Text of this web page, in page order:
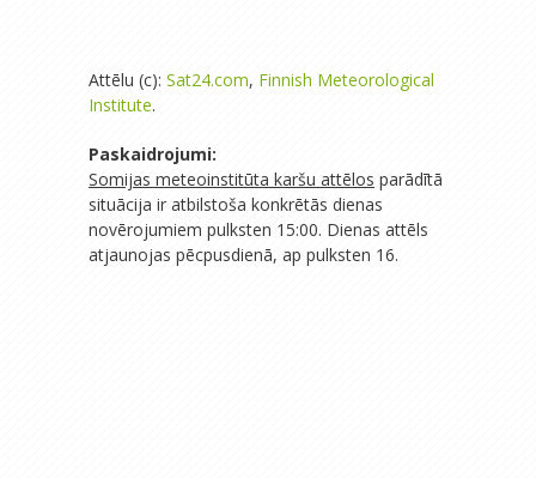
Attēlu (c): Sat24.com, Finnish Meteorological
Institute.
Paskaidrojumi:
Somijas meteoinstitūta karšu attēlos parādītā
situācija ir atbilstoša konkrētās dienas
novērojumiem pulksten 15:00. Dienas attēls
atjaunojas pēcpusdienā, ap pulksten 16.